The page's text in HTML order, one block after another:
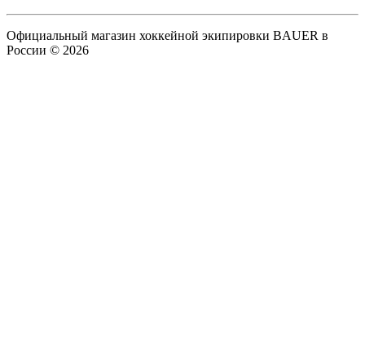
Официальный магазин хоккейной экипировки BAUER в
России © 2026